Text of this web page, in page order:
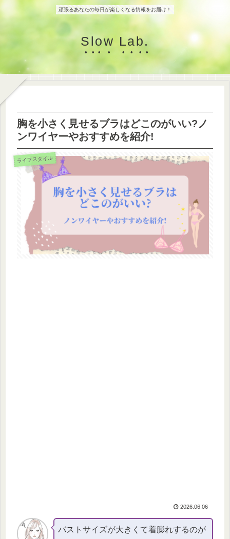
頑張るあなたの毎日が楽しくなる情報をお届け！
Slow Lab.
胸を小さく見せるブラはどこのがいい?ノ
ンワイヤーやおすすめを紹介!
ライフスタイル
2026.06.06
バストサイズが大きくて着膨れするのが